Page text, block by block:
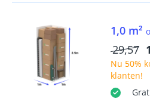
1,0 m²
29,57
Nu 50%
klanten!